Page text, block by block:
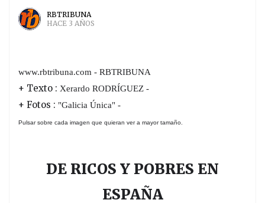
RBTRIBUNA
HACE 3 AÑOS
www.rbtribuna.com - RBTRIBUNA
+ Texto : Xerardo RODRÍGUEZ -
+ Fotos : "Galicia Única" -
Pulsar sobre cada imagen que quieran ver a mayor tamaño.
DE RICOS Y POBRES EN
ESPAÑA